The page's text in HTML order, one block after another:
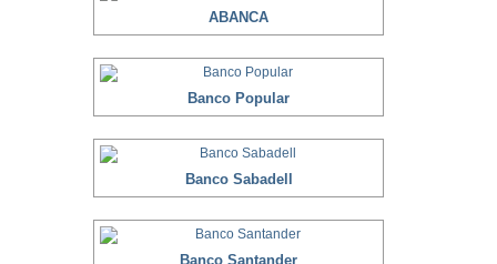
ABANCA
Banco Popular
Banco Sabadell
Banco Santander